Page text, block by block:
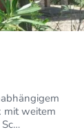
mit weitem
2
7